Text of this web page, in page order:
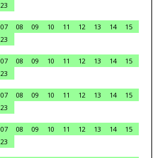
23
07 08 09 10 11 12 13 14
15
23
07 08 09 10 11 12 13 14
15
23
07 08 09 10 11 12 13 14
15
23
07 08 09 10 11 12 13 14
15
23